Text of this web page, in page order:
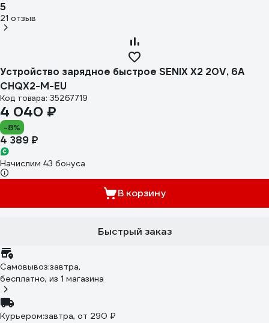
5
21 отзыв
Устройство зарядное быстрое SENIX X2 20V, 6A
CHQX2-M-EU
Код товара: 35267719
4 040 ₽
-8%
4 389 ₽
Начислим 43 бонуса
В корзину
Быстрый заказ
Самовывоз:завтра,
бесплатно, из 1 магазина
Курьером:завтра, от 290 ₽